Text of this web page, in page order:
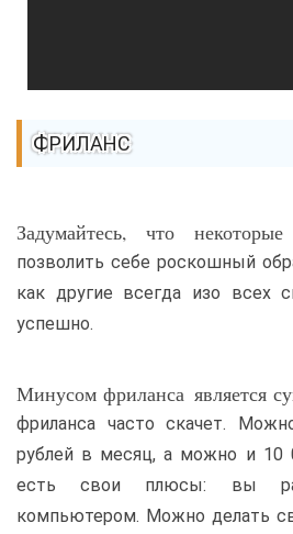
ФРИЛАНС
Задумайтесь, что
позволить себе роскошный
как другие всегда изо всех
успешно.
Минусом фриланса является
фриланса часто скачет.
рублей в месяц, а можно и 10
есть свои плюсы: вы
компьютером. Можно делать